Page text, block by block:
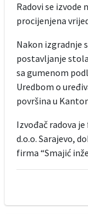
Radovi se izvode
procijenjena
Nakon izgradnje
postavljanje
sa gumenom
Uredbom o
površina u
Izvođač radova
d.o.o. Sarajevo,
firma “Smajić